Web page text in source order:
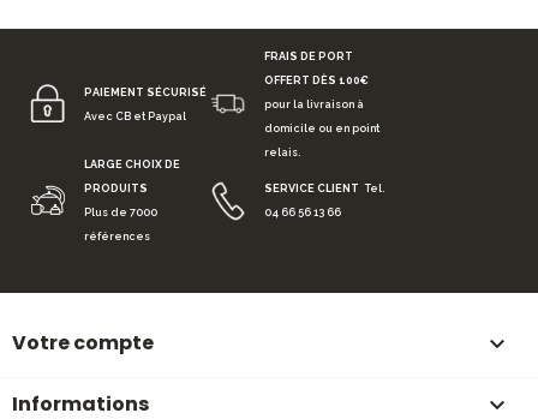
PAIEMENT SÉCURISÉ
Avec CB et Paypal
FRAIS DE PORT
OFFERT DÈS 100€
pour la livraison à
domicile ou en point
relais.
LARGE CHOIX DE
PRODUITS
Plus de 7000
références
SERVICE CLIENT Tel.
04 66 56 13 66
Votre compte 
Informations 